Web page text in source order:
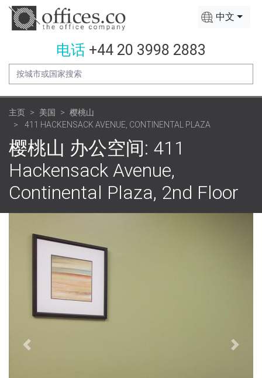
中文
电话 +44 20 3998 2883
主页 美国
樱桃山
411 HACKENSACK AVENUE, CONTINENTAL PLAZA
樱桃山 办公空间: 411
Hackensack Avenue,
Continental Plaza, 2nd Floor